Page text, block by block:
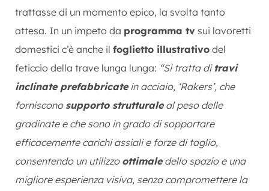
trattasse di un momento epico, la svolta tanto
attesa. In un impeto da programma tv sui lavoretti
domestici c’è anche il foglietto illustrativo del
feticcio della trave lunga lunga: “Si tratta di travi
inclinate prefabbricatein acciaio, ‘Rakers’, che
fornisconosupporto strutturaleal peso delle
gradinate e che sono in grado di sopportare
efficacemente carichi assiali e forze di taglio,
consentendo un utilizzo ottimaledello spazio e una
migliore esperienza visiva, senza compromettere la